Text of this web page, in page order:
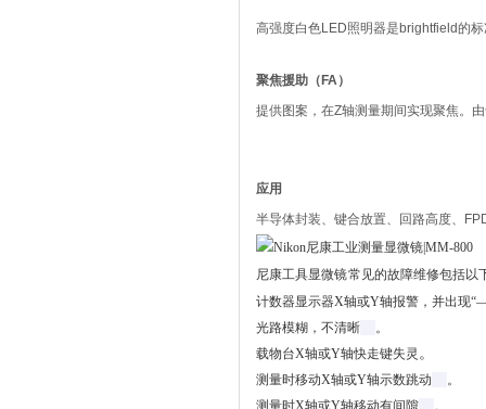
高强度白色LED照明器是brightfield的
聚焦援助（FA）
提供图案，在Z轴测量期间实现聚焦。
应用
半导体封装、键合放置、回路高度、
尼康工具显微镜常见的故障维修包括以
计数器显示器X轴或Y轴报警，并出现
光路模糊，不清晰
。
载物台X轴或Y轴快走键失灵 。
测量时移动X轴或Y轴示数跳动
。
测量时X轴或Y轴移动有间隙
。